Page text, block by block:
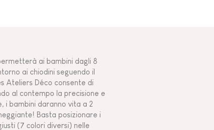
ai bambini dagli 8
ai chiodini seguendo il
Ateliers Déco consente di
al contempo la precisione e
i bambini daranno vita a 2
Basta posizionare i
(7 colori diversi) nelle